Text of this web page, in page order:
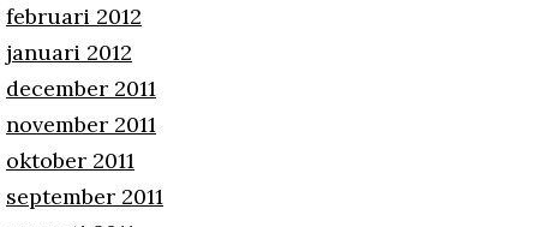
februari 2012
januari 2012
december 2011
november 2011
oktober 2011
september 2011